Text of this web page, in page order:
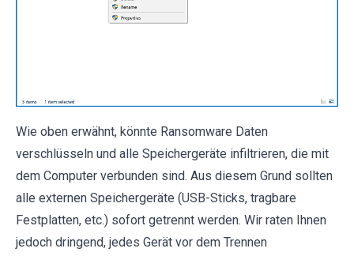
Wie oben erwähnt, könnte Ransomware Daten
verschlüsseln und alle Speichergeräte infiltrieren, die mit
dem Computer verbunden sind. Aus diesem Grund sollten
alle externen Speichergeräte (USB-Sticks, tragbare
Festplatten, etc.) sofort getrennt werden. Wir raten Ihnen
jedoch dringend, jedes Gerät vor dem Trennen